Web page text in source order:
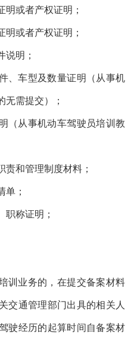
明或者产权证明；
明或者产权证明；
说明；
、车型及数量证明（从事机
无需提交）；
（从事机动车驾驶员培训教
责和管理制度材料；
单；
职称证明；
训业务的，在提交备案材料
交通管理部门出具的相关人
驶经历的起算时间自备案材